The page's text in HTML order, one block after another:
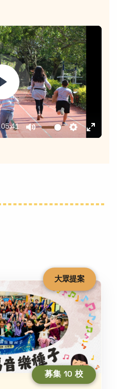
05:41
Mute Settings
Enter
Play
大眾提案
募集 10 校